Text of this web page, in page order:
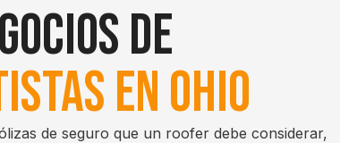
de
en Ohio
de seguro que un roofer debe considerar,